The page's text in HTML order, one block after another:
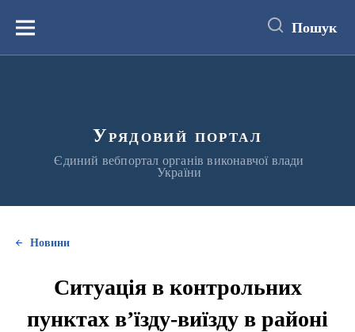
вмістуМеню Пошук
Урядовий портал
Єдиний вебпортал органів виконавчої влади
України
Новини
Ситуація в контрольних
пунктах в’їзду-виїзду в районі